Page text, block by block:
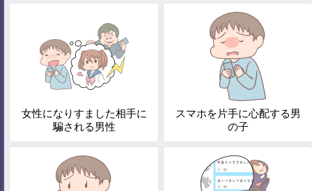
女性になりすました相手に
騙される男性
スマホを片手に心配する男
の子